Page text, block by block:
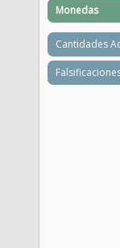
Monedas
Cantidades